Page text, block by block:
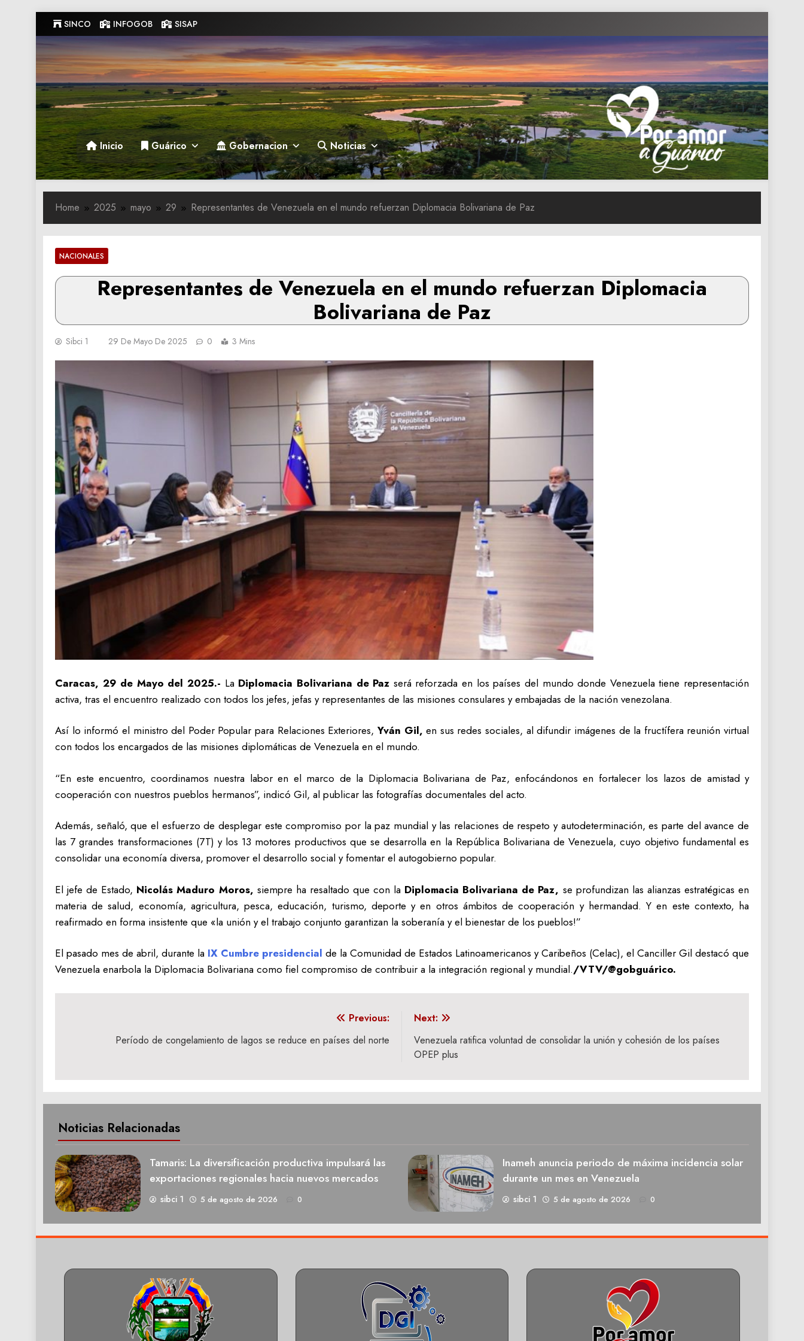
to
content
SINCO INFOGOB SISAP
Gobernacion de Guarico
Gobernacion de Guarico
Inicio Guárico Gobernacion Noticias
Home 2025 mayo 29 Representantes de Venezuela en el mundo refuerzan Diplomacia Bolivariana de Paz
NACIONALES
Representantes de Venezuela en el mundo refuerzan Diplomacia
Bolivariana de Paz
Sibci 1 29 De Mayo De 2025 0 3 Mins
Caracas, 29 de Mayo del 2025.- La Diplomacia Bolivariana de Paz será reforzada en los países del mundo donde Venezuela tiene representación
activa, tras el encuentro realizado con todos los jefes, jefas y representantes de las misiones consulares y embajadas de la nación venezolana.
Así lo informó el ministro del Poder Popular para Relaciones Exteriores, Yván Gil, en sus redes sociales, al difundir imágenes de la fructífera reunión virtual
con todos los encargados de las misiones diplomáticas de Venezuela en el mundo.
“En este encuentro, coordinamos nuestra labor en el marco de la Diplomacia Bolivariana de Paz, enfocándonos en fortalecer los lazos de amistad y
cooperación con nuestros pueblos hermanos”, indicó Gil, al publicar las fotografías documentales del acto.
Además, señaló, que el esfuerzo de desplegar este compromiso por la paz mundial y las relaciones de respeto y autodeterminación, es parte del avance de
las 7 grandes transformaciones (7T) y los 13 motores productivos que se desarrolla en la República Bolivariana de Venezuela, cuyo objetivo fundamental es
consolidar una economía diversa, promover el desarrollo social y fomentar el autogobierno popular.
El jefe de Estado, Nicolás Maduro Moros, siempre ha resaltado que con la Diplomacia Bolivariana de Paz, se profundizan las alianzas estratégicas en
materia de salud, economía, agricultura, pesca, educación, turismo, deporte y en otros ámbitos de cooperación y hermandad. Y en este contexto, ha
reafirmado en forma insistente que «la unión y el trabajo conjunto garantizan la soberanía y el bienestar de los pueblos!”
El pasado mes de abril, durante la IX Cumbre presidencial de la Comunidad de Estados Latinoamericanos y Caribeños (Celac), el Canciller Gil destacó que
Venezuela enarbola la Diplomacia Bolivariana como fiel compromiso de contribuir a la integración regional y mundial./VTV/@gobguárico.
Previous:
Período de congelamiento de lagos se reduce en países del norte
Next:
Venezuela ratifica voluntad de consolidar la unión y cohesión de los países
OPEP plus
Noticias Relacionadas
Tamaris: La diversificación productiva impulsará las
exportaciones regionales hacia nuevos mercados
sibci 1 5 de agosto de 2026 0
Inameh anuncia periodo de máxima incidencia solar
durante un mes en Venezuela
sibci 1 5 de agosto de 2026 0